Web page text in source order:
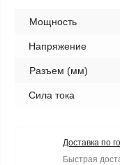
Мощность
Напряжение
Разъем (мм)
Сила тока
Доставка по
Быстрая